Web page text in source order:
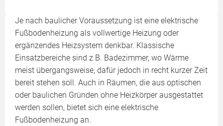
Je nach baulicher Voraussetzung ist eine elektrische
Fußbodenheizung als vollwertige Heizung oder
ergänzendes Heizsystem denkbar. Klassische
Einsatzbereiche sind z.B. Badezimmer, wo Wärme
meist übergangsweise, dafür jedoch in recht kurzer Zeit
bereit stehen soll. Auch in Räumen, die aus optischen
oder baulichen Gründen ohne Heizkörper ausgestattet
werden sollen, bietet sich eine elektrische
Fußbodenheizung an.